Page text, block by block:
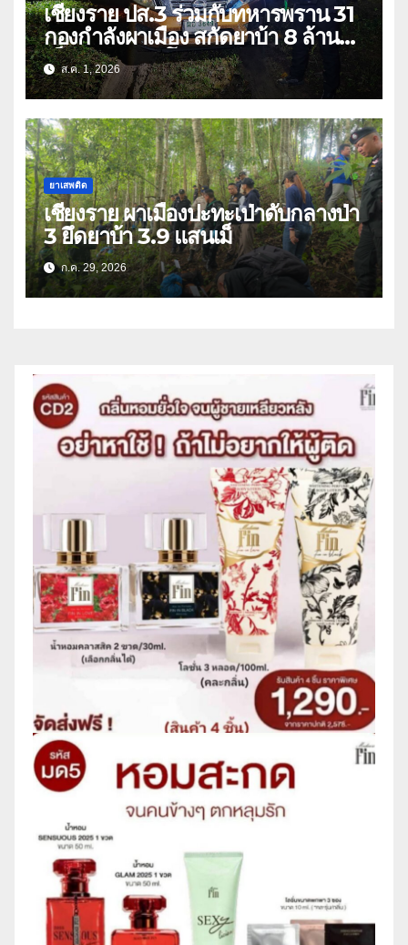
เชียงราย ปส.3 ร่วมกับทหารพราน 31
กองกำลังผาเมือง สกัดยาบ้า 8 ล้าน
เม็ด เครือข่าย โล่ง แซ่ลี
ส.ค. 1, 2026
ยาเสพติด
เชียงราย ผาเมืองปะทะเป่าดับกลางป่า
3 ยึดยาบ้า 3.9 แสนเม็
ก.ค. 29, 2026